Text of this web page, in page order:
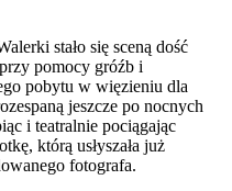
stało się sceną dość
pomocy gróźb i
pobytu w więzieniu dla
jeszcze po nocnych
i teatralnie pociągając
którą usłyszała już
fotografa.